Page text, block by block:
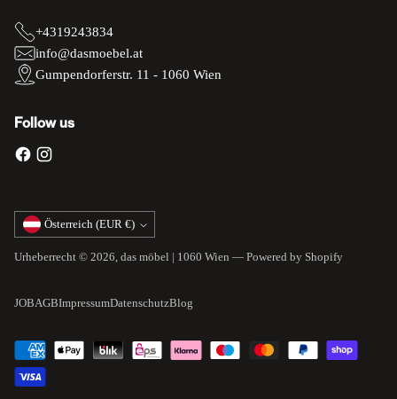
+4319243834
info@dasmoebel.at
Gumpendorferstr. 11 - 1060 Wien
Follow us
Währung Österreich (EUR €)
Urheberrecht © 2026, das möbel | 1060 Wien — Powered by Shopify
JOBAGBImpressumDatenschutzBlog